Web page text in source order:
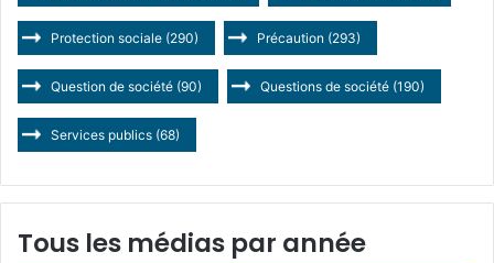
Protection sociale (290) Précaution (293)
Question de société (90) Questions de société (190)
Services publics (68)
Tous les médias par année